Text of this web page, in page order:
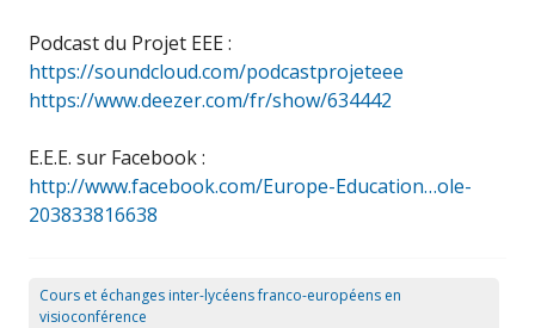
Podcast du Projet EEE :
https://soundcloud.com/podcastprojeteee
https://www.deezer.com/fr/show/634442
E.E.E. sur Facebook :
http://www.facebook.com/Europe-Education…ole-
203833816638
Cours et échanges inter-lycéens franco-européens en
visioconférence